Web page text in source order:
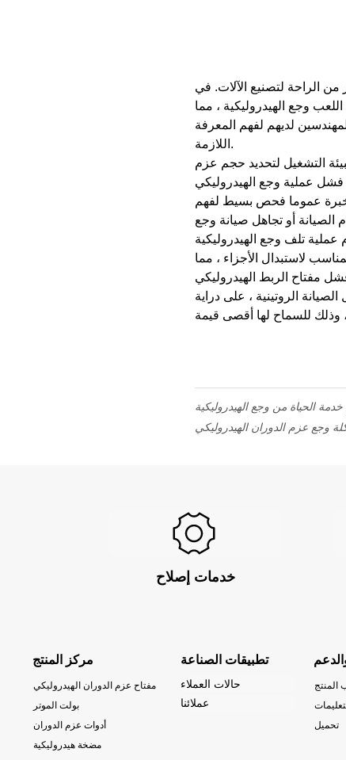
من الراحة لتصنيع الآلات. في
وجع الهيدروليكية ، مما
لديهم لفهم المعرفة
اللازمة.
التشغيل لتحديد حجم عزم
عموما فحص بسيط لفهم
الصيانة أو تجاهل صيانة وجع
لاستبدال الأجزاء ، مما
الروتينية ، على دراية
الحياة من وجع الهيدروليكية
وجع عزم الدوران الهيدروليكي
خدمات إصلاح
مركز المنتج
مفتاح عزم الدوران الهيدروليكي
بولت الموتر
أدوات عزم الدوران
مضخة هيدروليكية
تطبيقات الصناعة
حالات العملاء
عملائنا
المنتج
تحميل